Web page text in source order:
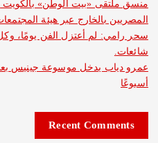
«بيت الوطن» بالكويت يقترح
عبر هيئة المجتمعات العمرانية
لم أعتزل الفن يومًا، وكل ما تردد
Recent